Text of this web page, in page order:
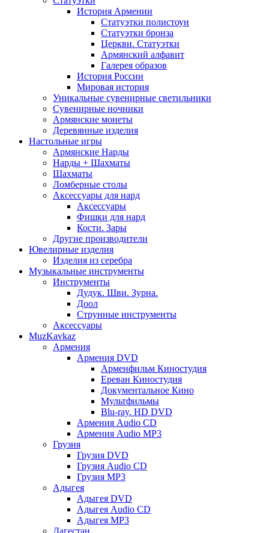
История Армении
Статуэтки полистоун
Статуэтки бронза
Церкви. Статуэтки
Армянский алфавит
Галерея образов
История России
Мировая история
Уникальные сувенирные светильники
Сувенирные ночники
Армянские монеты
Деревянные изделия
Настольные игры
Армянские Нарды
Нарды + Шахматы
Шахматы
Ломберные столы
Аксессуары для нард
Аксессуары
Фишки для нард
Кости. Зары
Другие производители
Ювелирные изделия
Изделия из серебра
Музыкальные инструменты
Инструменты
Дудук. Шви. Зурна.
Доол
Струнные инструменты
Аксессуары
MuzKavkaz
Армения
Армения DVD
Арменфильм Киностудия
Ереван Киностудия
Документальное Кино
Мультфильмы
Blu-ray. HD DVD
Армения Audio CD
Армения Audio MP3
Грузия
Грузия DVD
Грузия Audio CD
Грузия MP3
Адыгея
Адыгея DVD
Адыгея Audio CD
Адыгея MP3
Дагестан